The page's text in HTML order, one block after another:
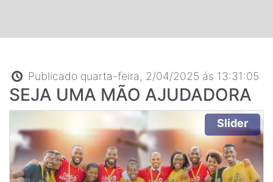
Publicado quarta-feira, 2/04/2025 ás 13:31:05
SEJA UMA MÃO AJUDADORA
Slider